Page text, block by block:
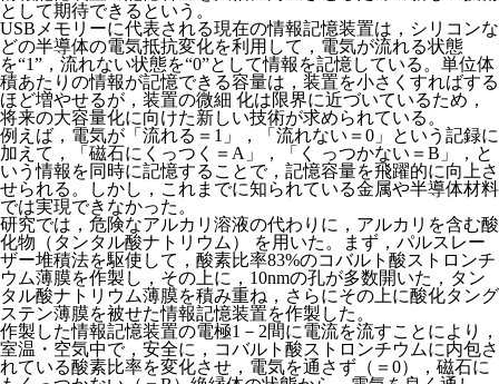
として期待できるという。
USBメモリーに代表される現在の情報記憶装置は，シリコンな
どの半導体の電気抵抗変化を利用して，電気が流れる状態
を“1”，流れない状態を“0”として情報を記憶している。単位体
積あたりの情報が記憶できる容量は，装置を小さくすればする
ほど増やせるが，装置の微細 化は限界に近づいているため，
将来の大容量化に向けた新しい技術が求められている。
例えば，電気が「流れる＝1」，「流れない＝0」という記録に
加えて，「磁石にくっつく＝A」，「く っつかない＝B」，と
いう情報を同時に記憶することで，記憶容量を飛躍的に向上さ
せられる。しかし，これまでに知られている金属や半導体材料
では実現できなかった。
研究では，危険なアルカリ溶液の代わりに，アルカリを含む酸
化物（タンタル酸ナトリウム） を用いた。まず，パルスレー
ザー堆積法を駆使して，酸素比率83%のコバルト酸ストロンチ
ウム薄膜を作製し，その上に，10nmの孔が多数開いた，タン
タル酸ナトリウム薄膜を積み重ね，さらにその上に酸化タング
ステン薄膜を被せた情報記憶装置を作製した。
作製した情報記憶装置の電極1－2間に電流を流すことにより，
室温・空気中で，安全に，コバルト酸ストロンチウムに内包さ
れている酸素比率を変化させ，電気を通さず（＝0），磁石に